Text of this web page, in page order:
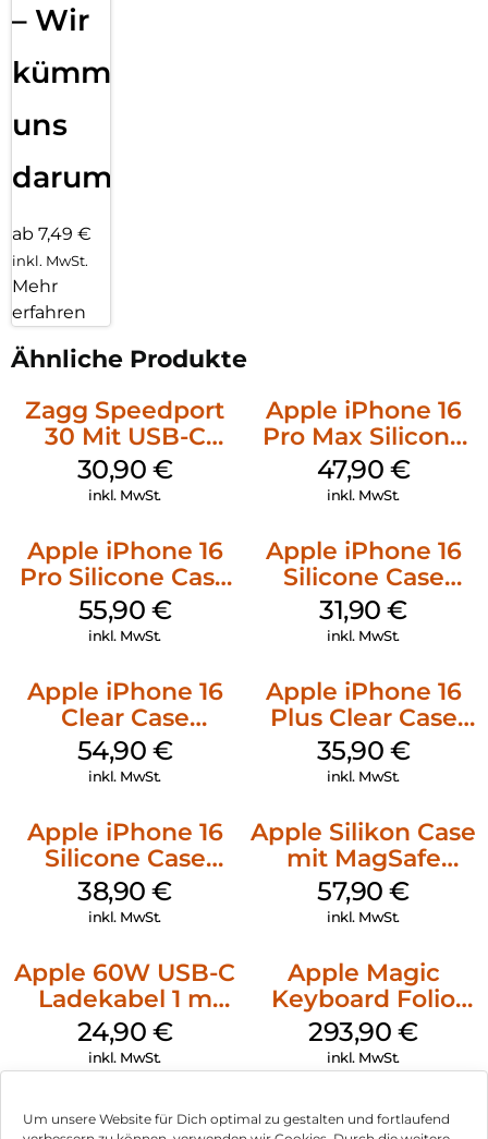
Um unsere Website für Dich optimal zu gestalten und fortlaufend
– Wir
kümmern
uns
darum!
ab 7,49 €
inkl. MwSt.
Mehr
erfahren
Ähnliche Produkte
Zagg Speedport
30 Mit USB-C
Kabel Weiß
30,90 €
inkl. MwSt.
Apple iPhone 16
Pro Max Silicone
Case MagSafe
Black
47,90 €
inkl. MwSt.
Apple iPhone 16
Pro Silicone Case
MagSafe Stone
Gray
55,90 €
inkl. MwSt.
Apple iPhone 16
Silicone Case
MagSafe Fuchsia
31,90€
inkl. MwSt.
Apple iPhone 16
Clear Case
MagSafe
Transparent
54,90 €
inkl. MwSt.
Apple iPhone 16
Plus Clear Case
MagSafe
Transparent
35,90 €
inkl. MwSt.
Apple iPhone 16
Silicone Case
MagSafe
Ultramarine
38,90€
inkl. MwSt.
Apple Silikon Case
mit MagSafe
iPhone 14 Pro
(PRODUCT)RED
57,90€
inkl. MwSt.
Apple 60W USB-C
Ladekabel 1 m
Weiß
24,90 €
inkl. MwSt.
Apple Magic
Keyboard Folio
iPad 10.9″ (10.Gen.)
Weiß
293,90€
inkl. MwSt.